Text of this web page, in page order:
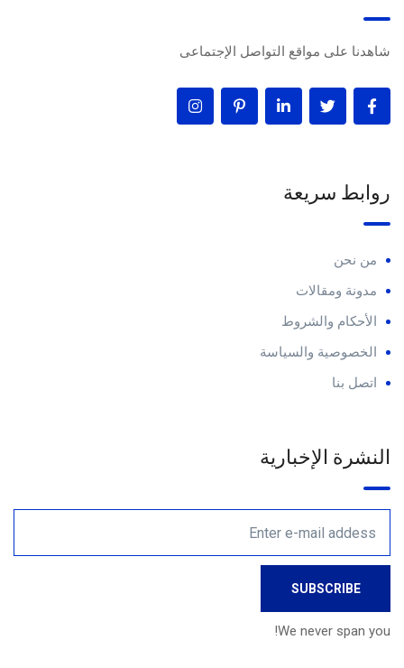
شاهدنا على مواقع التواصل الإجتماعى
روابط سريعة
من نحن
مدونة ومقالات
الأحكام والشروط
الخصوصية والسياسة
اتصل بنا
النشرة الإخبارية
We never span you!